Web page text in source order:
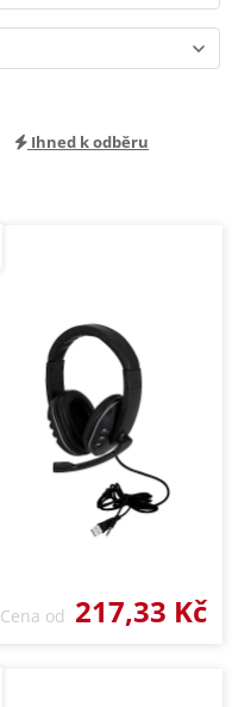
Ihned k odběru
Cena od 217,33 Kč